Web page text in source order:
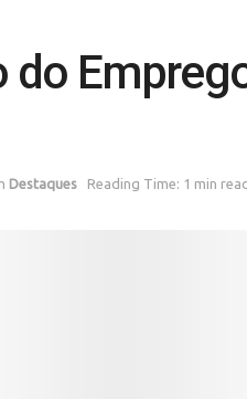
do
Destaques Reading Time: 1 min read